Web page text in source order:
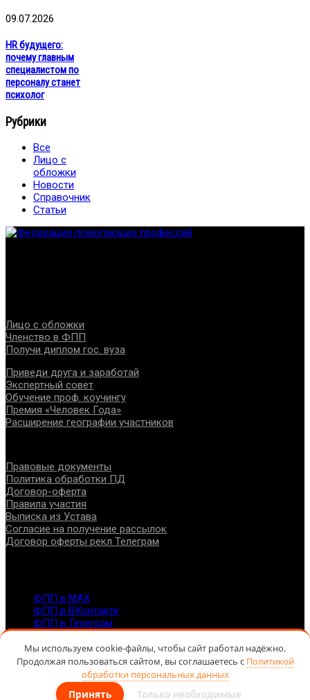
09.07.2026
HR будущего:
почему главным
специалистом по
персоналу станет
психолог
Рубрики
Все
Лицо с
обложки
Новости
Справочник
Статьи
Лицо с обложки
Членство в ФПП
Получи диплом гос. вуза
Приведи друга и заработай
Экспертный совет
Обучение проф. коучингу
Премия «Человек Года»
Расширение географии участников
Правовые документы
Политика обработки ПД
Договор-оферта
Правила участия
Выписка из Устава
Согласие на получение рассылок
Договор оферты рекл Телеграм
ФПП в МАХ
ФПП в ВКонтакте
ФПП в Телеграм
7-495-127-10-45
@ Федерация помогающих профессий, 2026
Мы используем cookie-файлы, чтобы сайт работал надёжно.
Продолжая пользоваться сайтом, вы соглашаетесь с Политикой
обработки персональных данных
Принять Только необходимые